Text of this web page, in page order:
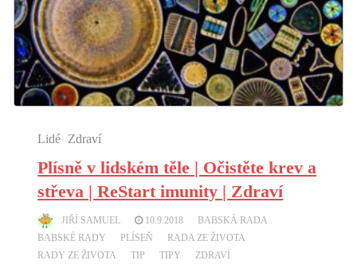
Lidé Zdraví
Plísně v lidském těle | Očistěte krev a
střeva | ReStart imunity | Zdraví
JIŘÍ SAMUEL 10.9.2018
BABSKÁ RADA
BABSKÉ RADY
PLÍSEŇ
RADA ZE ŽIVOTA
RADY ZE ŽIVOTA
TIP TIPY ZDRAVÍ